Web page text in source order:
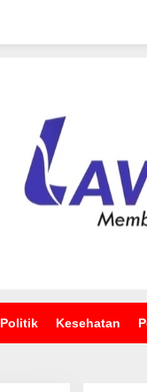
Politik Kesehatan